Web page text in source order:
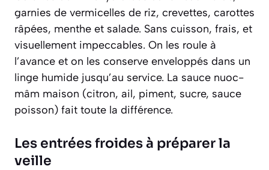
garnies de vermicelles de riz, crevettes, carottes
râpées, menthe et salade. Sans cuisson, frais, et
visuellement impeccables. On les roule à
l’avance et on les conserve enveloppés dans un
linge humide jusqu’au service. La sauce nuoc-
mâm maison (citron, ail, piment, sucre, sauce
poisson) fait toute la différence.
Les entrées froides à préparer la
veille